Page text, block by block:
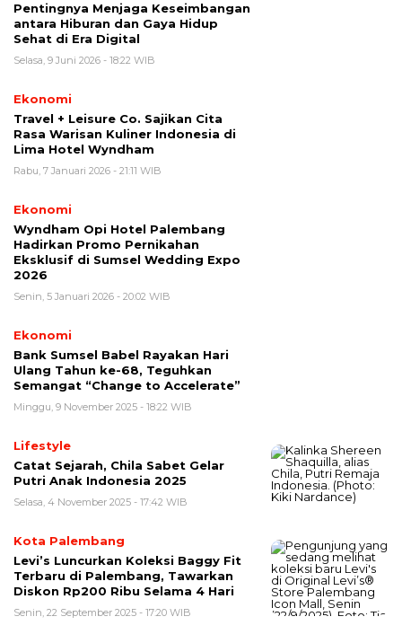
Pentingnya Menjaga Keseimbangan
antara Hiburan dan Gaya Hidup
Sehat di Era Digital
Selasa, 9 Juni 2026 - 18:22 WIB
Ekonomi
Travel + Leisure Co. Sajikan Cita
Rasa Warisan Kuliner Indonesia di
Lima Hotel Wyndham
Rabu, 7 Januari 2026 - 21:11 WIB
Ekonomi
Wyndham Opi Hotel Palembang
Hadirkan Promo Pernikahan
Eksklusif di Sumsel Wedding Expo
2026
Senin, 5 Januari 2026 - 20:02 WIB
Ekonomi
Bank Sumsel Babel Rayakan Hari
Ulang Tahun ke-68, Teguhkan
Semangat “Change to Accelerate”
Minggu, 9 November 2025 - 18:22 WIB
Lifestyle
Catat Sejarah, Chila Sabet Gelar
Putri Anak Indonesia 2025
Selasa, 4 November 2025 - 17:42 WIB
Kota Palembang
Levi’s Luncurkan Koleksi Baggy Fit
Terbaru di Palembang, Tawarkan
Diskon Rp200 Ribu Selama 4 Hari
Senin, 22 September 2025 - 17:20 WIB